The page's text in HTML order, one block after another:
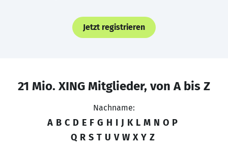
Jetzt registrieren
21 Mio. XING Mitglieder, von A bis Z
Nachname:
A B C D E F G H I J K L M N O P
Q R S T U V W X Y Z